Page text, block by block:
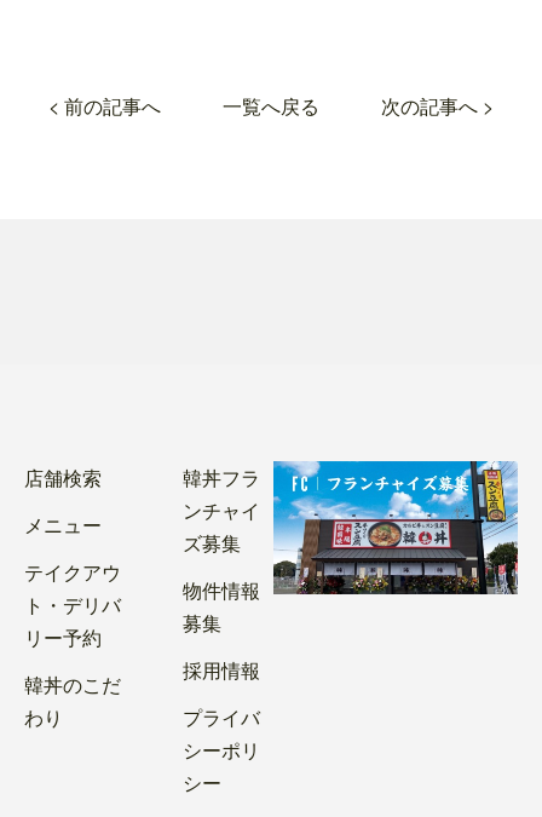
< 前の記事へ 一覧へ戻る 次の記事へ >
店舗検索
メニュー
テイクアウ
ト・デリバ
リー予約
韓丼のこだ
わり
韓丼フラ
ンチャイ
ズ募集
物件情報
募集
採用情報
プライバ
シーポリ
シー